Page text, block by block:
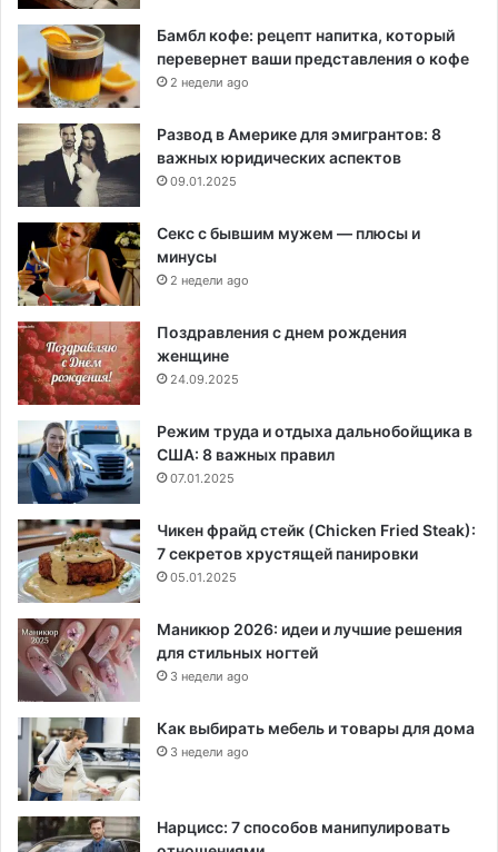
Бамбл кофе: рецепт напитка, который
перевернет ваши представления о кофе
2 недели ago
Развод в Америке для эмигрантов: 8
важных юридических аспектов
09.01.2025
Секс с бывшим мужем — плюсы и
минусы
2 недели ago
Поздравления с днем рождения
женщине
24.09.2025
Режим труда и отдыха дальнобойщика в
США: 8 важных правил
07.01.2025
Чикен фрайд стейк (Chicken Fried Steak):
7 секретов хрустящей панировки
05.01.2025
Маникюр 2026: идеи и лучшие решения
для стильных ногтей
3 недели ago
Как выбирать мебель и товары для дома
3 недели ago
Нарцисс: 7 способов манипулировать